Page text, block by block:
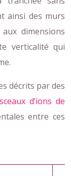
ainsi des murs
dimensions
verticalité qui
décrits par des
d’ions de
entre ces